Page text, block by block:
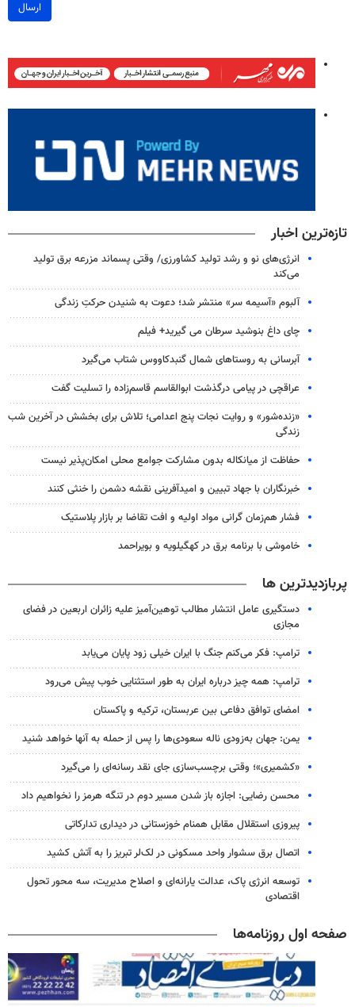
ارسال
تازه‌ترین اخبار
انرژی‌های نو و رشد تولید کشاورزی/ وقتی پسماند مزرعه‌ برق تولید
می‌کند
آلبوم «آسیمه سر» منتشر شد؛ دعوت به شنیدن حرکتِ زندگی
چای داغ بنوشید سرطان می گیرید+ فیلم
آبرسانی به روستاهای شمال گنبدکاووس شتاب می‌گیرد
عراقچی در پیامی درگذشت ابوالقاسم قاسم‌زاده را تسلیت گفت
«زنده‌شور» و روایت نجات پنج اعدامی؛ تلاش برای بخشش در آخرین شب
زندگی
حفاظت از میانکاله بدون مشارکت جوامع محلی امکان‌پذیر نیست
خبرنگاران با جهاد تبیین و امیدآفرینی نقشه دشمن را خنثی کنند
فشار هم‌زمان گرانی مواد اولیه و افت تقاضا بر بازار پلاستیک
خاموشی با برنامه برق در کهگیلویه و بویراحمد
پربازدیدترین ها
دستگیری عامل انتشار مطالب توهین‌آمیز علیه زائران اربعین در فضای
مجازی
ترامپ: فکر می‌کنم جنگ با ایران خیلی زود پایان می‌یابد
ترامپ: همه چیز درباره ایران به طور استثنایی خوب پیش می‌رود
امضای توافق دفاعی بین عربستان، ترکیه و پاکستان
یمن: جهان به‌زودی ناله سعودی‌ها را پس از حمله به آنها خواهد شنید
«کشمیری»؛ وقتی برچسب‌سازی جای نقد رسانه‌ای را می‌گیرد
محسن رضایی: اجازه باز شدن مسیر دوم در تنگه هرمز را نخواهیم داد
پیروزی استقلال مقابل همنام خوزستانی در دیداری تدارکاتی
اتصال برق سشوار واحد مسکونی در لک‌لر تبریز را به آتش کشید
توسعه انرژی پاک، عدالت یارانه‌ای و اصلاح مدیریت، سه محور تحول
اقتصادی
صفحه اول روزنامه‌ها